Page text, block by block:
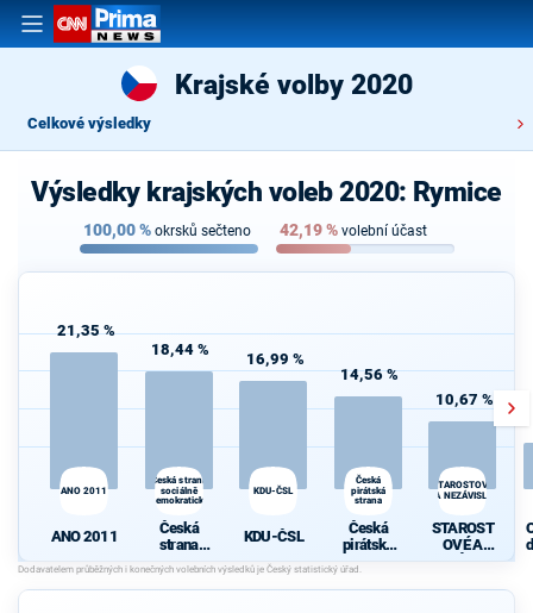
Krajské volby 2020
Celkové výsledky
Výsledky krajských voleb 2020: Rymice
100,00% okrsků sečteno 42,19% volební účast
21,35 %
ANO 2011
ANO 2011
18,44 %
Česká strana
sociálně
demokratická
Česká
strana
sociálně
demokrati
cká
16,99 %
KDU-ČSL
KDU-ČSL
14,56 %
Česká
pirátská
strana
Česká
pirátská
strana
10,67 %
STAROSTOVÉ
A NEZÁVISLÍ
STAROST
OVÉ A
NEZÁVISL